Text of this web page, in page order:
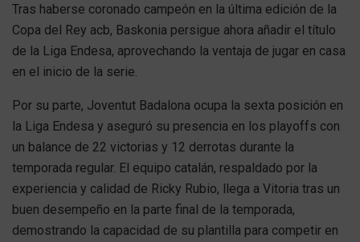
Tras haberse coronado campeón en la última edición de la
Copa del Rey acb, Baskonia persigue ahora añadir el título
de la Liga Endesa, aprovechando la ventaja de jugar en casa
en el inicio de la serie.
Por su parte, Joventut Badalona ocupa la sexta posición en
la Liga Endesa y aseguró su presencia en los playoffs con
un balance de 22 victorias y 12 derrotas durante la
temporada regular. El equipo catalán, respaldado por la
experiencia y calidad de Ricky Rubio, llega a Vitoria tras un
buen desempeño en la parte final de la temporada,
demostrando la capacidad de su plantilla para competir en